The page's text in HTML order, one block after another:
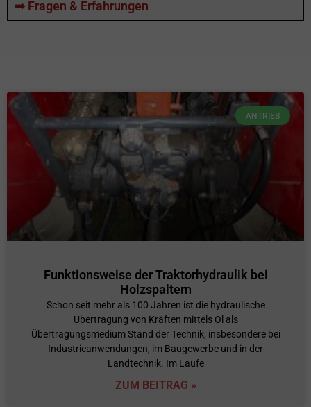
➡ Fragen & Erfahrungen
ANTRIEB
Funktionsweise der Traktorhydraulik bei
Holzspaltern
Schon seit mehr als 100 Jahren ist die hydraulische
Übertragung von Kräften mittels Öl als
Übertragungsmedium Stand der Technik, insbesondere bei
Industrieanwendungen, im Baugewerbe und in der
Landtechnik. Im Laufe
ZUM BEITRAG »